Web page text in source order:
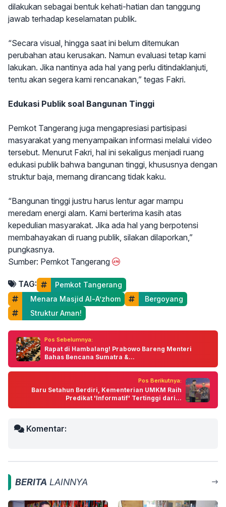
dilakukan sebagai bentuk kehati-hatian dan tanggung
jawab terhadap keselamatan publik.
“Secara visual, hingga saat ini belum ditemukan
perubahan atau kerusakan. Namun evaluasi tetap kami
lakukan. Jika nantinya ada hal yang perlu ditindaklanjuti,
tentu akan segera kami rencanakan,” tegas Fakri.
Edukasi Publik soal Bangunan Tinggi
Pemkot Tangerang juga mengapresiasi partisipasi
masyarakat yang menyampaikan informasi melalui video
tersebut. Menurut Fakri, hal ini sekaligus menjadi ruang
edukasi publik bahwa bangunan tinggi, khususnya dengan
struktur baja, memang dirancang tidak kaku.
“Bangunan tinggi justru harus lentur agar mampu
meredam energi alam. Kami berterima kasih atas
kepedulian masyarakat. Jika ada hal yang berpotensi
membahayakan di ruang publik, silakan dilaporkan,”
pungkasnya.
Sumber: Pemkot Tangerang
TAG:
Pemkot Tangerang
  Menara Masjid Al-A’zhom
Bergoyang
  Struktur Aman!
Pos Sebelumnya:
Rapat di Hambalang! Prabowo Bareng Menteri
Bahas Bencana Sumatra &...
Pos Berikutnya:
Baru Setahun Berdiri, Kementerian UMKM Raih
Predikat 'Informatif' Tertinggi dari...
Komentar:
BERITA LAINNYA